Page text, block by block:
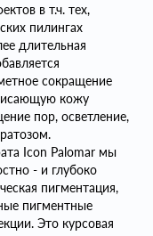
в т.ч. тех,
пилингах
длительная
сокращение
кожу
пор, осветление,
Icon Palomar мы
- и глубоко
пигментация,
пигментные
Это курсовая